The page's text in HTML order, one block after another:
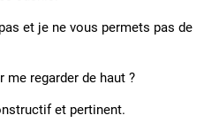
et je ne vous permets pas de
me regarder de haut ?
et pertinent.